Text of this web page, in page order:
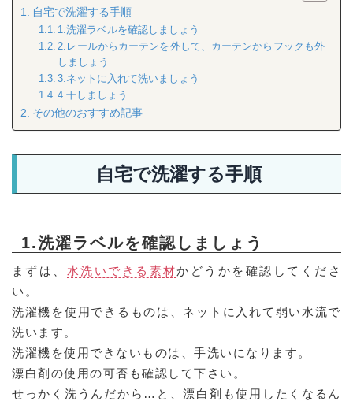
自宅で洗濯する手順
1.洗濯ラベルを確認しましょう
2.レールからカーテンを外して、カーテンからフックも外
しましょう
3.ネットに入れて洗いましょう
4.干しましょう
その他のおすすめ記事
自宅で洗濯する手順
1.洗濯ラベルを確認しましょう
まずは、 水洗いできる素材かどうかを確認してくださ
い。
洗濯機を使用できるものは、ネットに入れて弱い水流で
洗います。
洗濯機を使用できないものは、手洗いになります。
漂白剤の使用の可否も確認して下さい。
せっかく洗うんだから…と、漂白剤も使用したくなるん